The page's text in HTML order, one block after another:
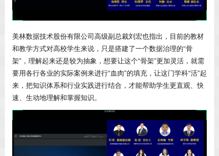
美林数据技术股份有限公司高级副总裁刘宏也指出，目前的教材
和教学方式对高校学生来说，只是搭建了一个数据治理的“骨
架”，理解起来还是较为抽象，想要让这个“骨架”更加灵活，就需
要用各行各业的实际案例来进行“血肉”的填充，让这门学科“活”起
来，把知识体系和行业实践进行结合，才能帮助学生更直观、快
速、生动地理解和掌握知识。